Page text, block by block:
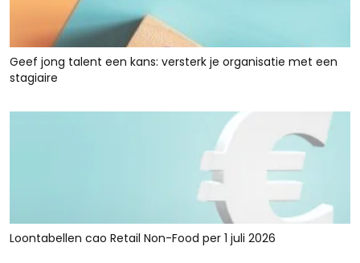
Geef jong talent een kans: versterk je organisatie met een
stagiaire
Loontabellen cao Retail Non-Food per 1 juli 2026